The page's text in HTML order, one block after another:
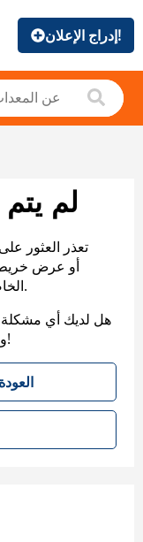
إدراج الإعلان!
لم
تعذر العثور
الخاصة بنا لمساعدتك في العثور على ما تريد.
هل لديك أي مشكلة
وسنعاود التواصل معك. شكرًا على صبرك!